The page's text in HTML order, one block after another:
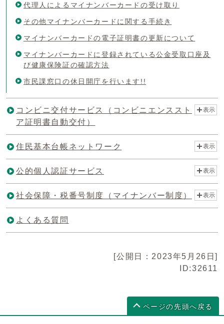
代理人によるマイナンバーカードの受け取り
その他マイナンバーカードに関する手続き
マイナンバーカードの電子証明書の更新について
マイナンバーカードに登録されている公金受取口座及
び健康保険証の確認方法
市民課窓口の休日開庁を行います!!
コンビニ交付サービス（コンビニエンススト
ア証明書自動交付）
表示
住民基本台帳ネットワーク 表示
公的個人認証サービス 表示
社会保障・税番号制度（マイナンバー制度） 表示
よくある質問
[公開日：2023年5月26日]
ID:32611
ページの先頭へ戻る